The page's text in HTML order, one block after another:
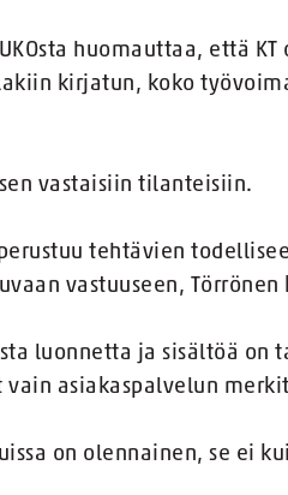
huomauttaa, että
kirjatun, koko
vastaisiin tilanteisiin.
tehtävien
vastuuseen, Törrönen
luonnetta ja sisältöä on
vain asiakaspalvelun
on olennainen, se ei